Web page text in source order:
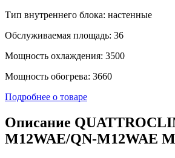
Тип внутреннего блока: настенные
Обслуживаемая площадь: 36
Мощность охлаждения: 3500
Мощность обогрева: 3660
Подробнее о товаре
Описание
M12WAE/QN-M12WAE